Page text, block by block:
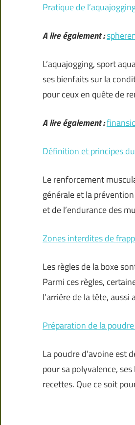
Pratique de
A lire également :
L’aquajogging, sport
ses bienfaits sur la
pour ceux en quête de
A lire également :
Définition et principes
Le renforcement
générale et la
et de l’endurance des
Zones interdites de
Les règles de la boxe
Parmi ces règles,
l’arrière de la tête, aussi
Préparation de la
La poudre d’avoine est
pour sa polyvalence,
recettes. Que ce soit